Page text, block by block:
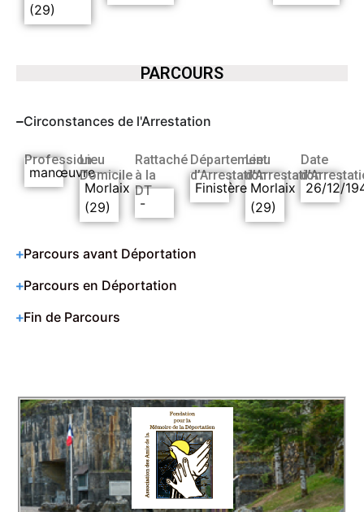
(29)
PARCOURS
Circonstances de l'Arrestation
Profession
manœuvre
Lieu
Domicile
Morlaix
(29)
Rattaché
à la
DT
-
Département
d’Arrestation
Finistère
Lieu
d’Arrestation
Morlaix
(29)
Date
26/12/
Parcours avant Déportation
Parcours en Déportation
Fin de Parcours